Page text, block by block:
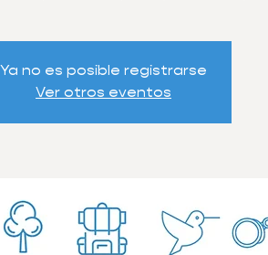
Ya no es posible registrarse
Ver otros eventos